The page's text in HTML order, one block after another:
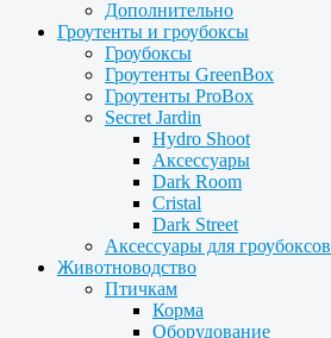
Дополнительно
Гроутенты и гроубоксы
Гроубоксы
Гроутенты GreenBox
Гроутенты ProBox
Secret Jardin
Hydro Shoot
Аксессуары
Dark Room
Cristal
Dark Street
Аксессуары для гроубоксов
Животноводство
Птичкам
Корма
Оборудование